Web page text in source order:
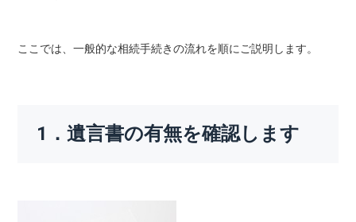
ここでは、一般的な相続手続きの流れを順にご説明します。
1．遺言書の有無を確認します